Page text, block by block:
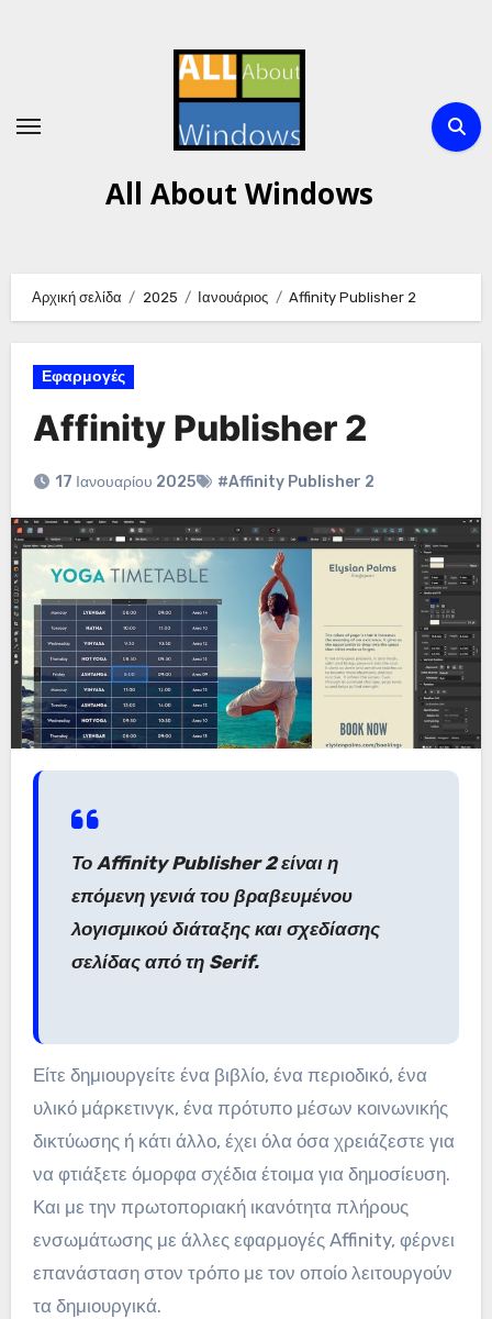
All About Windows
Αρχική σελίδα 2025 Ιανουάριος Affinity Publisher 2
Εφαρμογές
Affinity Publisher 2
17 Ιανουαρίου 2025 #Affinity Publisher 2
Το Affinity Publisher 2 είναι η
επόμενη γενιά του βραβευμένου
λογισμικού διάταξης και σχεδίασης
σελίδας από τη Serif.
Είτε δημιουργείτε ένα βιβλίο, ένα περιοδικό, ένα
υλικό μάρκετινγκ, ένα πρότυπο μέσων κοινωνικής
δικτύωσης ή κάτι άλλο, έχει όλα όσα χρειάζεστε για
να φτιάξετε όμορφα σχέδια έτοιμα για δημοσίευση.
Και με την πρωτοποριακή ικανότητα πλήρους
ενσωμάτωσης με άλλες εφαρμογές Affinity, φέρνει
επανάσταση στον τρόπο με τον οποίο λειτουργούν
τα δημιουργικά.